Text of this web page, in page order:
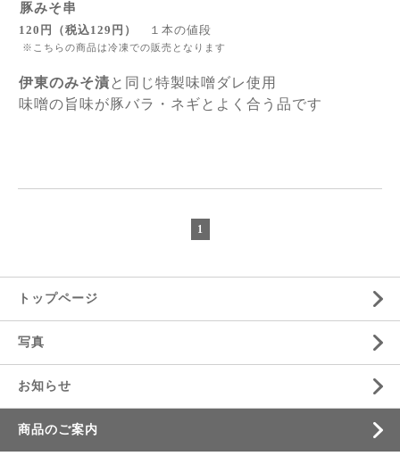
豚みそ串
120円 （税込129円 ） １本の値段
※こちらの商品は冷凍での販売となります
伊東のみそ漬 と同じ特製味噌ダレ使用
味噌の旨味が豚バラ・ネギとよく合う品です
1
トップページ
写真
お知らせ
商品のご案内